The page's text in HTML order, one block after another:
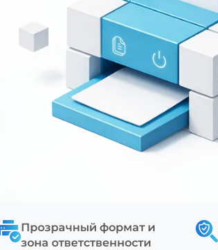
Прозрачный формат и
зона ответственности